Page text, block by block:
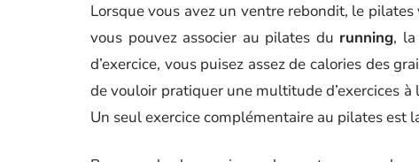
Lorsque vous avez un ventre rebondit, le
vous pouvez associer au pilates du running,
d’exercice, vous puisez assez de calories des
de vouloir pratiquer une multitude d’exercices
Un seul exercice complémentaire au pilates est